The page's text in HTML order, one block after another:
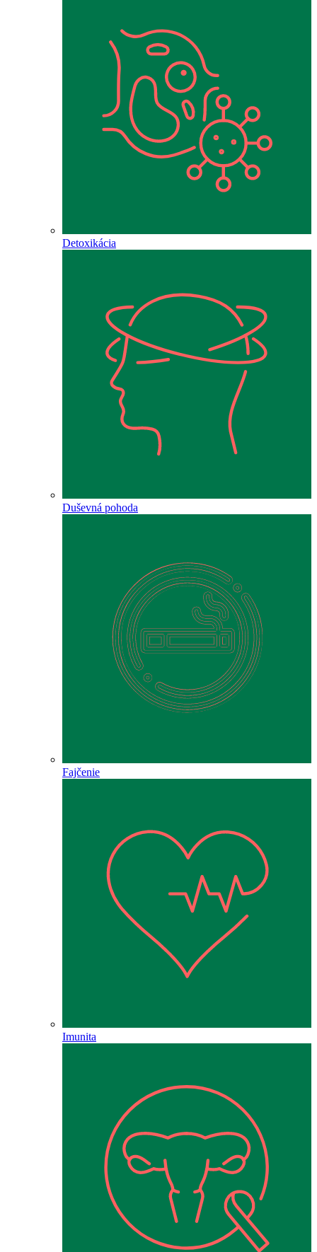
Detoxikácia
Duševná pohoda
Fajčenie
Imunita